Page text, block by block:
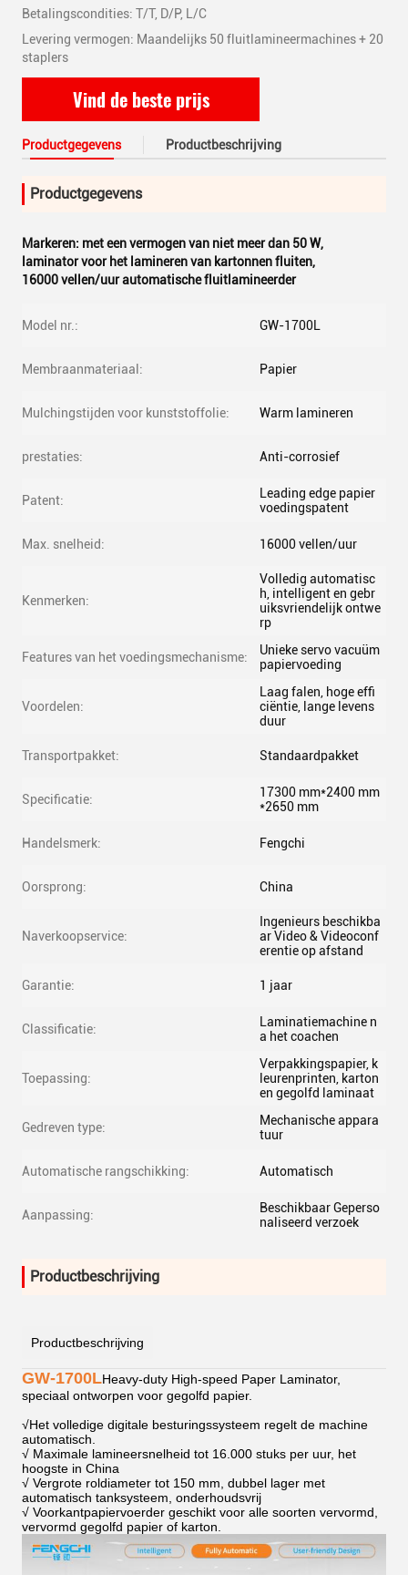
Betalingscondities: T/T, D/P, L/C
Levering vermogen: Maandelijks 50 fluitlamineermachines + 20
staplers
Vind de beste prijs
Productgegevens Productbeschrijving
Productgegevens
Markeren: met een vermogen van niet meer dan 50 W,
laminator voor het lamineren van kartonnen fluiten,
16000 vellen/uur automatische fluitlamineerder
Model nr.: GW-1700L
Membraanmateriaal: Papier
Mulchingstijden voor kunststoffolie: Warm lamineren
prestaties: Anti-corrosief
Patent:
Leading edge papier
voedingspatent
Max. snelheid: 16000 vellen/uur
Kenmerken:
Volledig automatisc
h, intelligent en gebr
uiksvriendelijk ontwe
rp
Features van het voedingsmechanisme:
Unieke servo vacuüm
papiervoeding
Voordelen:
Laag falen, hoge effi
ciëntie, lange levens
duur
Transportpakket: Standaardpakket
Specificatie:
17300 mm*2400 mm
*2650 mm
Handelsmerk: Fengchi
Oorsprong: China
Naverkoopservice:
Ingenieurs beschikba
ar Video & Videoconf
erentie op afstand
Garantie: 1 jaar
Classificatie:
Laminatiemachine n
a het coachen
Toepassing:
Verpakkingspapier, k
leurenprinten, karton
en gegolfd laminaat
Gedreven type:
Mechanische appara
tuur
Automatische rangschikking: Automatisch
Aanpassing:
Beschikbaar Geperso
naliseerd verzoek
Productbeschrijving
Productbeschrijving
GW-1700LHeavy-duty High-speed Paper Laminator,
speciaal ontworpen voor gegolfd papier.
√Het volledige digitale besturingssysteem regelt de machine
automatisch.
√ Maximale lamineersnelheid tot 16.000 stuks per uur, het
hoogste in China
√ Vergrote roldiameter tot 150 mm, dubbel lager met
automatisch tanksysteem, onderhoudsvrij
√ Voorkantpapiervoerder geschikt voor alle soorten vervormd,
vervormd gegolfd papier of karton.